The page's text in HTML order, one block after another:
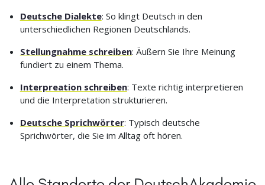
Deutsche Dialekte: So klingt Deutsch in den
unterschiedlichen Regionen Deutschlands.
Stellungnahme schreiben: Äußern Sie Ihre Meinung
fundiert zu einem Thema.
Interpreation schreiben: Texte richtig interpretieren
und die Interpretation strukturieren.
Deutsche Sprichwörter: Typisch deutsche
Sprichwörter, die Sie im Alltag oft hören.